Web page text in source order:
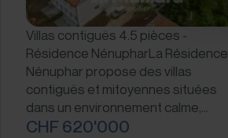
Villas contiguës 4.5 pièces -
Résidence NénupharLa Résidence
Nénuphar propose des villas
contiguës et mitoyennes situées
dans un environnement calme,…
CHF 620'000